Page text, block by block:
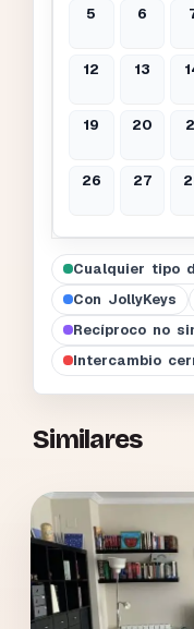
5 6
12 13
19 20
26 27
Cualquier tipo
Con JollyKeys
Recíproco no
Intercambio
Similares